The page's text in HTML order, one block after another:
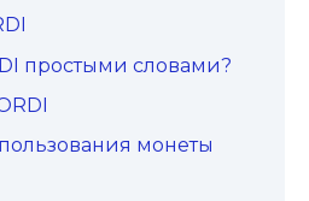
простыми словами?
монеты